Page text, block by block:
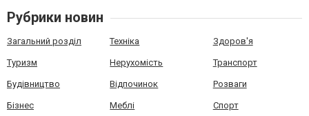
Рубрики новин
Загальний розділ Техніка Здоров'я
Туризм Нерухомість Транспорт
Будівництво Відпочинок Розваги
Бізнес Меблі Спорт